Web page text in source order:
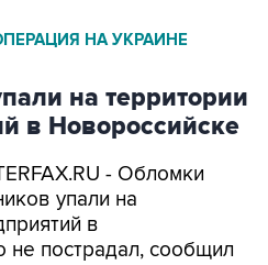
НА УКРАИНЕ
на территории
в Новороссийске
- Обломки
упали на
в
не пострадал, сообщил